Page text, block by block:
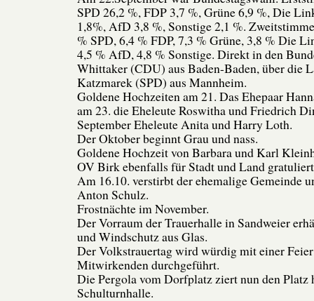
SPD 26,2 %, FDP 3,7 %, Grüne 6,9 %, Die
1,8%, AfD 3,8 %, Sonstige 2,1 %.
% SPD, 6,4 % FDP, 7,3 % Grüne, 3,8 % Die
4,5 % AfD, 4,8 % Sonstige. Direkt in den
Whittaker (CDU) aus Baden-Baden, über die
Katzmarek (SPD) aus Mannheim.
Goldene Hochzeiten am 21. Das Ehepaar
am 23. die Eheleute Roswitha und Friedrich
September Eheleute Anita und Harry Loth.
Der Oktober beginnt Grau und nass.
Goldene Hochzeit von Barbara und Karl
OV Birk ebenfalls für Stadt und Land
Am 16.10. verstirbt der ehemalige Gemeinde
Anton Schulz.
Frostnächte im November.
Der Vorraum der Trauerhalle in Sandweier
und Windschutz aus Glas.
Der Volkstrauertag wird würdig mit einer
Mitwirkenden durchgeführt.
Die Pergola vom Dorfplatz ziert nun den Platz
Schulturnhalle.